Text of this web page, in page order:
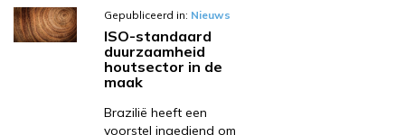
Gepubliceerd in: Nieuws
ISO-standaard
duurzaamheid
houtsector in de
maak
Brazilië heeft een
voorstel ingediend om